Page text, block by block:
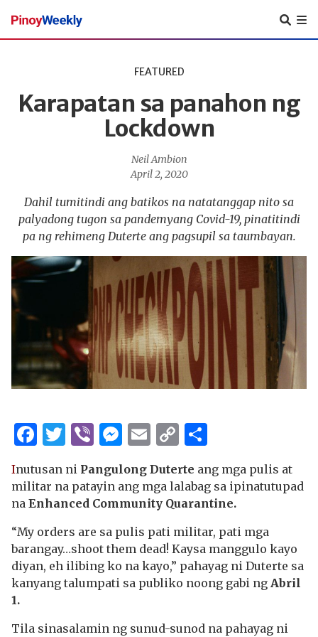
Pinoy
Weekly
FEATURED
Karapatan sa panahon ng
Lockdown
Neil Ambion
April 2, 2020
Dahil tumitindi ang batikos na natatanggap nito sa
palyadong tugon sa pandemyang Covid-19, pinatitindi
pa ng rehimeng Duterte ang pagsupil sa taumbayan.
Facebook
Twitter
ViberMessenger
Email
Copy
Link
Inutusan ni Pangulong Duterte ang mga pulis at
militar na patayin ang mga lalabag sa ipinatutupad
na Enhanced Community Quarantine.
“My orders are sa pulis pati militar, pati mga
barangay…shoot them dead! Kaysa manggulo kayo
diyan, eh ilibing ko na kayo,” pahayag ni Duterte sa
kanyang talumpati sa publiko noong gabi ng Abril
1.
Tila sinasalamin ng sunud-sunod na pahayag ni